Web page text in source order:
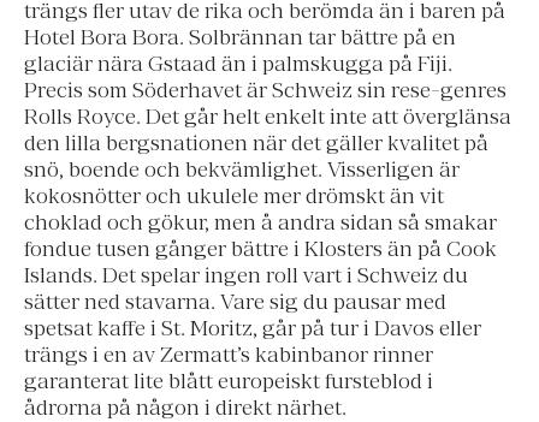
trängs fler utav de rika och berömda än i baren på
Hotel Bora Bora. Solbrännan tar bättre på en
glaciär nära Gstaad än i palmskugga på Fiji.
Precis som Söderhavet är Schweiz sin rese-genres
Rolls Royce. Det går helt enkelt inte att överglänsa
den lilla bergsnationen när det gäller kvalitet på
snö, boende och bekvämlighet. Visserligen är
kokosnötter och ukulele mer drömskt än vit
choklad och gökur, men å andra sidan så smakar
fondue tusen gånger bättre i Klosters än på Cook
Islands. Det spelar ingen roll vart i Schweiz du
sätter ned stavarna. Vare sig du pausar med
spetsat kaffe i St. Moritz, går på tur i Davos eller
trängs i en av Zermatt’s kabinbanor rinner
garanterat lite blått europeiskt fursteblod i
ådrorna på någon i direkt närhet.